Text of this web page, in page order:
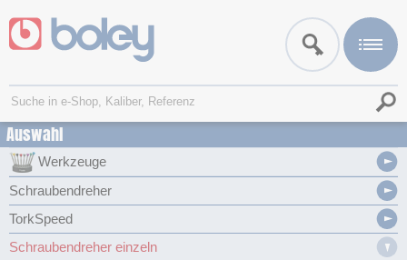
Auswahl
Werkzeuge
Schraubendreher
TorkSpeed
Schraubendreher einzeln